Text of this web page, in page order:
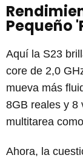
Pequeño
Aquí la S23
core de 2,0
mueva más
8GB reales y 8
multitarea
Ahora, la